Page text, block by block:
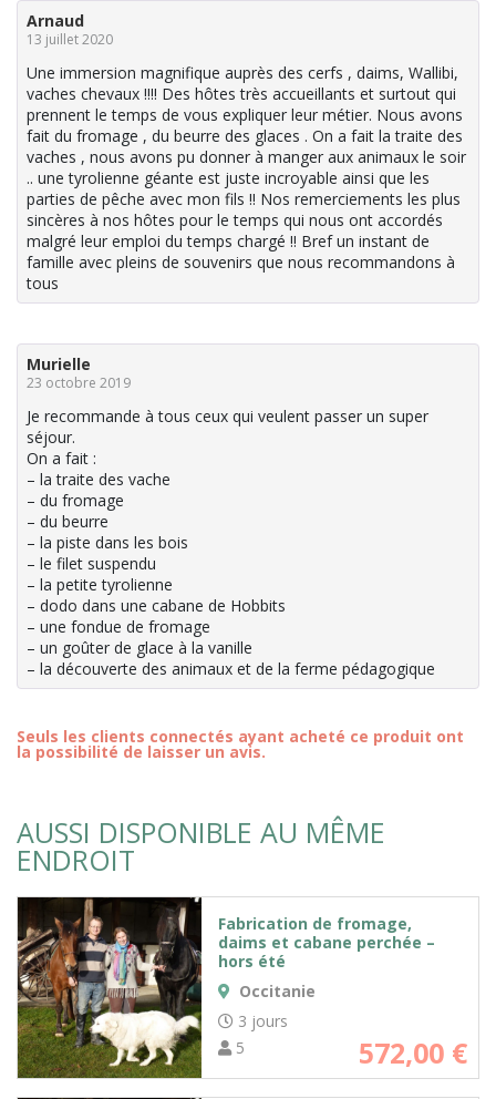
Arnaud
13 juillet 2020
Une immersion magnifique auprès des cerfs , daims, Wallibi,
vaches chevaux !!!! Des hôtes très accueillants et surtout qui
prennent le temps de vous expliquer leur métier. Nous avons
fait du fromage , du beurre des glaces . On a fait la traite des
vaches , nous avons pu donner à manger aux animaux le soir
.. une tyrolienne géante est juste incroyable ainsi que les
parties de pêche avec mon fils !! Nos remerciements les plus
sincères à nos hôtes pour le temps qui nous ont accordés
malgré leur emploi du temps chargé !! Bref un instant de
famille avec pleins de souvenirs que nous recommandons à
tous
Murielle
23 octobre 2019
Je recommande à tous ceux qui veulent passer un super
séjour.
On a fait :
– la traite des vache
– du fromage
– du beurre
– la piste dans les bois
– le filet suspendu
– la petite tyrolienne
– dodo dans une cabane de Hobbits
– une fondue de fromage
– un goûter de glace à la vanille
– la découverte des animaux et de la ferme pédagogique
Seuls les clients connectés ayant acheté ce produit ont
la possibilité de laisser un avis.
AUSSI DISPONIBLE AU MÊME
ENDROIT
Fabrication de fromage,
daims et cabane perchée –
hors été
Occitanie
3 jours
5
572,00 €